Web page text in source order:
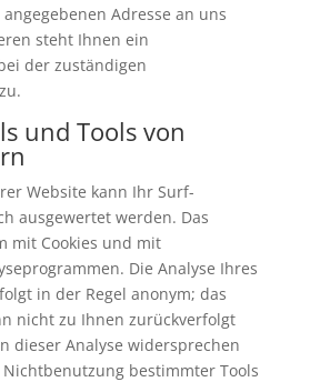
Adresse an uns
steht Ihnen ein
der zuständigen
und Tools von
Website kann Ihr Surf-
ausgewertet werden. Das
mit Cookies und mit
Die Analyse Ihres
in der Regel anonym; das
nicht zu Ihnen zurückverfolgt
dieser Analyse widersprechen
bestimmter Tools